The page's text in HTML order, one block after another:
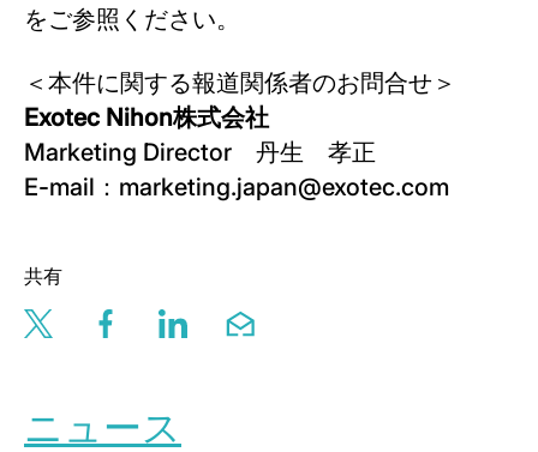
をご参照ください。
＜本件に関する報道関係者のお問合せ＞
Exotec Nihon株式会社
Marketing Director 丹生 孝正
E-mail：marketing.japan@exotec.com
共有
Share this page via twitter
Share this page via facebook
Share this page via linkedin
Share this page via email
ニュース